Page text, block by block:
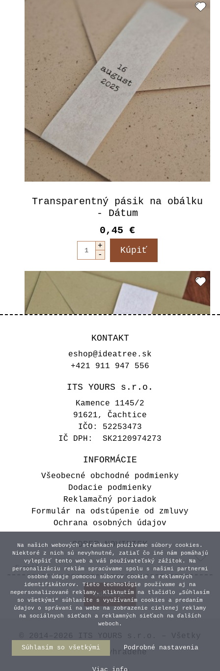
Transparentný pásik na obálku
- Dátum
0,45 €
Transparentný pásik na obálku
- Mená a dátum
0,45 €
KONTAKT
eshop@ideatree.sk
+421 911 947 556
ITS YOURS s.r.o.
Kamence 1145/2
91621, Čachtice
IČO: 52253473
IČ DPH: SK2120974273
INFORMÁCIE
Všeobecné obchodné podmienky
Dodacie podmienky
Reklamačný poriadok
Formulár na odstúpenie od zmluvy
Ochrana osobných údajov
ODBER NOVINIEK
© 2014–2026 ITS YOURS s.r.o. – Všetky
práva vyhradené
Na našich webových stránkach používame súbory cookies.
Niektoré z nich sú nevyhnutné, zatiaľ čo iné nám pomáhajú
vylepšiť tento web a váš používateľský zážitok. Na
personalizáciu reklám spracúvame spolu s našimi partnermi
osobné údaje pomocou súborov cookie a reklamných
identifikátorov. Tieto technológie používame aj na
nepersonalizované reklamy. Kliknutím na tlačidlo „Súhlasím
so všetkými“ súhlasíte s využívaním cookies a predaním
údajov o správaní na webe na zobrazenie cielenej reklamy
na sociálnych sieťach a reklamných sieťach na ďalších
weboch.
Súhlasím so všetkými Podrobné nastavenia